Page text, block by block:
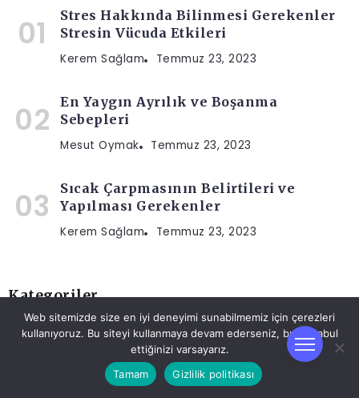
Stres Hakkında Bilinmesi Gerekenler
Stresin Vücuda Etkileri
Kerem Sağlam Temmuz 23, 2023
En Yaygın Ayrılık ve Boşanma
Sebepleri
Mesut Oymak Temmuz 23, 2023
Sıcak Çarpmasının Belirtileri ve
Yapılması Gerekenler
Kerem Sağlam Temmuz 23, 2023
Kategoriler
Web sitemizde size en iyi deneyimi sunabilmemiz için çerezleri
kullanıyoruz. Bu siteyi kullanmaya devam ederseniz, bunu kabul
ettiğinizi varsayarız.
Tamam
Gizlilik politikası